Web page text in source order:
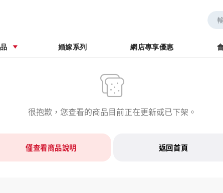
婚嫁系列 網店專享優惠
很抱歉，您查看的商品目前正在更新或已下架。
僅查看商品說明 返回首頁